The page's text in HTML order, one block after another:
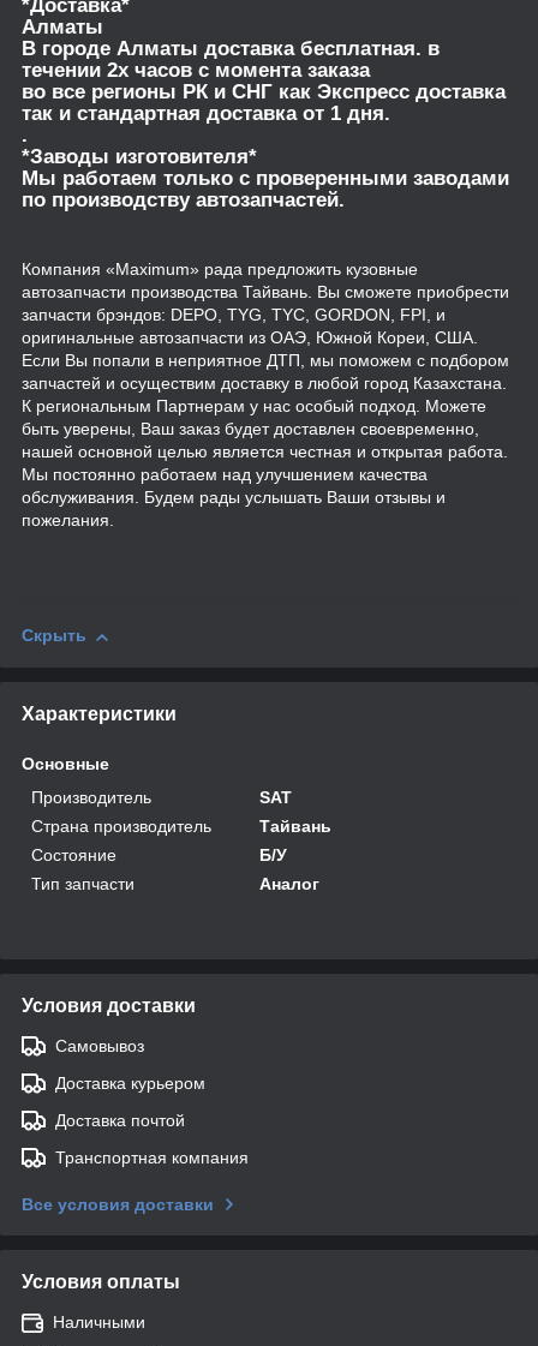
*Доставка*
Алматы
В городе Алматы доставка бесплатная. в
течении 2х часов с момента заказа
во все регионы РК и СНГ как Экспресс доставка
так и стандартная доставка от 1 дня.
.
*Заводы изготовителя*
Мы работаем только с проверенными заводами
по производству автозапчастей.
Компания «Maximum» рада предложить кузовные
автозапчасти производства Тайвань. Вы сможете приобрести
запчасти брэндов: DEPO, TYG, TYC, GORDON, FPI, и
оригинальные автозапчасти из ОАЭ, Южной Кореи, США.
Если Вы попали в неприятное ДТП, мы поможем с подбором
запчастей и осуществим доставку в любой город Казахстана.
К региональным Партнерам у нас особый подход. Можете
быть уверены, Ваш заказ будет доставлен своевременно,
нашей основной целью является честная и открытая работа.
Мы постоянно работаем над улучшением качества
обслуживания. Будем рады услышать Ваши отзывы и
пожелания.
Скрыть
Характеристики
Основные
Производитель
SAT
Страна производитель
Тайвань
Состояние
Б/У
Тип запчасти
Аналог
Условия доставки
Самовывоз
Доставка курьером
Доставка почтой
Транспортная компания
Все условия доставки
Условия оплаты
Наличными